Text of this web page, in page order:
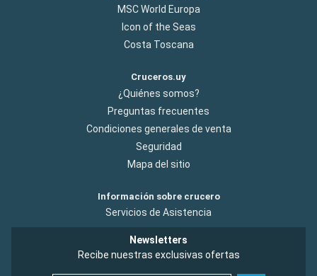
MSC World Europa
Icon of the Seas
Costa Toscana
Cruceros.uy
¿Quiénes somos?
Preguntas frecuentes
Condiciones generales de venta
Seguridad
Mapa del sitio
Información sobre crucero
Servicios de Asistencia
Newsletters
Recibe nuestras exclusivas ofertas